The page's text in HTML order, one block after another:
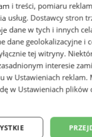
i treści, pomiaru
usług. Dostawcy stron
dane w tych i innych
dane geolokalizacyjne i
tej witryny.
interesie
w Ustawieniach reklam.
w Ustawieniach plików